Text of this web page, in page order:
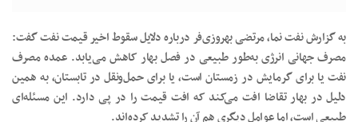
به گزارش نفت نما، مرتضی بهروزی‌فر درباره دلایل سقوط اخیر قیمت نفت گفت:
مصرف جهانی انرژی به‌طور طبیعی در فصل بهار کاهش می‌یابد. عمده مصرف
نفت یا برای گرمایش در زمستان است، یا برای حمل‌ونقل در تابستان، به همین
دلیل در بهار تقاضا افت می‌کند که افت قیمت را در پی دارد. این مسئله‌ای
طبیعی است، اما عوامل دیگری هم آن را تشدید کرده‌اند.